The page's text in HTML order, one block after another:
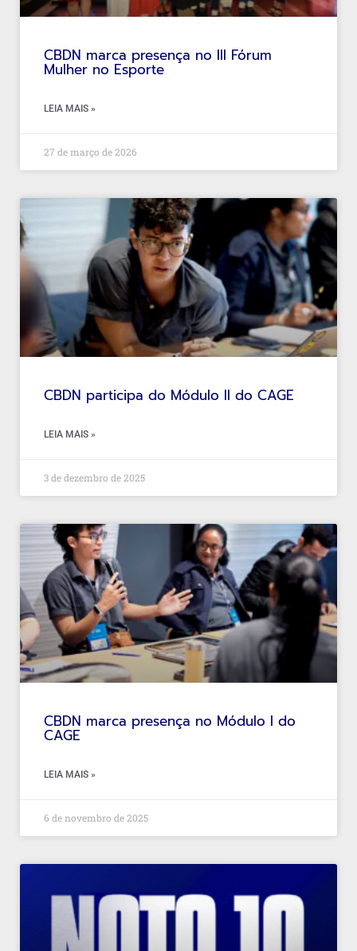
CBDN marca presença no III Fórum
Mulher no Esporte
LEIA MAIS »
27 de março de 2026
CBDN participa do Módulo II do CAGE
LEIA MAIS »
3 de dezembro de 2025
CBDN marca presença no Módulo I do
CAGE
LEIA MAIS »
6 de novembro de 2025